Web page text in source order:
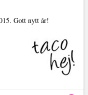
Gott nytt år!